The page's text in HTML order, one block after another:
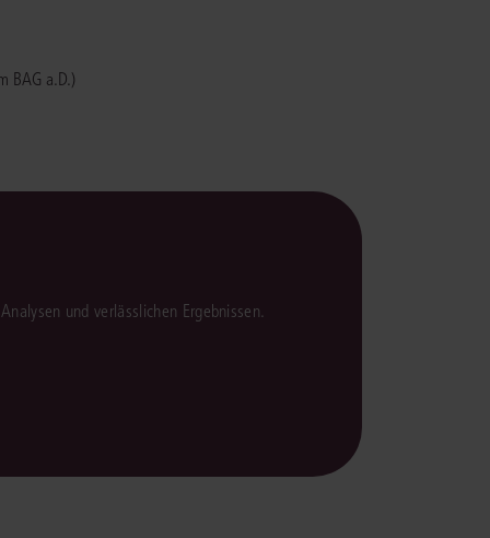
BAG a.D.)
und verlässlichen Ergebnissen.